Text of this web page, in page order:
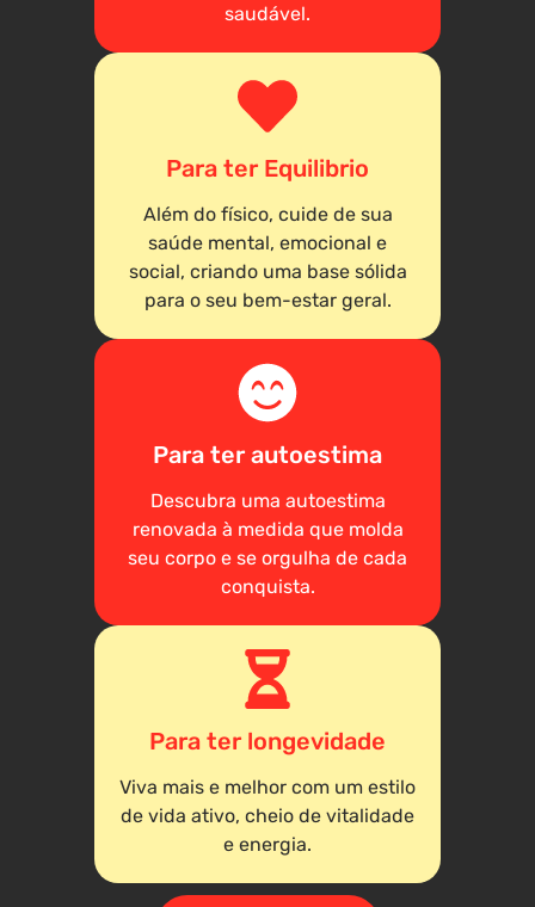
saudável.
Para ter Equilibrio
Além do físico, cuide de sua
saúde mental, emocional e
social, criando uma base sólida
para o seu bem-estar geral.
Para ter autoestima
Descubra uma autoestima
renovada à medida que molda
seu corpo e se orgulha de cada
conquista.
Para ter longevidade
Viva mais e melhor com um estilo
de vida ativo, cheio de vitalidade
e energia.